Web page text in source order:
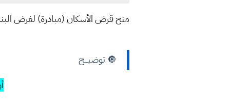
منح قرض الأسكان (مبادرة) لغرض
🔘 توضيـــح